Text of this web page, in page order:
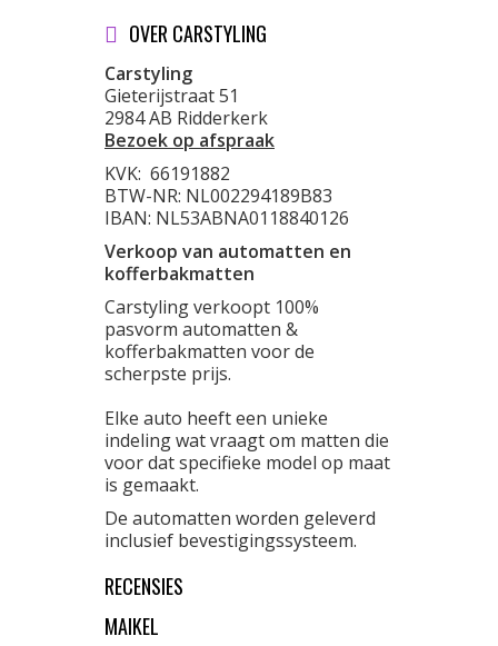
OVER CARSTYLING
Carstyling
Gieterijstraat 51
2984 AB Ridderkerk
Bezoek op afspraak
KVK: 66191882
BTW-NR: NL002294189B83
IBAN: NL53ABNA0118840126
Verkoop van automatten en
kofferbakmatten
Carstyling verkoopt 100%
pasvorm automatten &
kofferbakmatten voor de
scherpste prijs.
Elke auto heeft een unieke
indeling wat vraagt om matten die
voor dat specifieke model op maat
is gemaakt.
De automatten worden geleverd
inclusief bevestigingssysteem.
RECENSIES
MAIKEL